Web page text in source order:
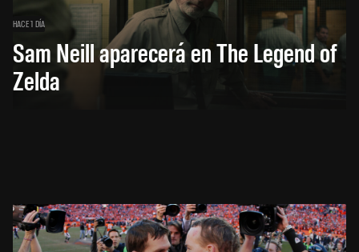
HACE 1 DÍA
Sam Neill aparecerá en The Legend of
Zelda